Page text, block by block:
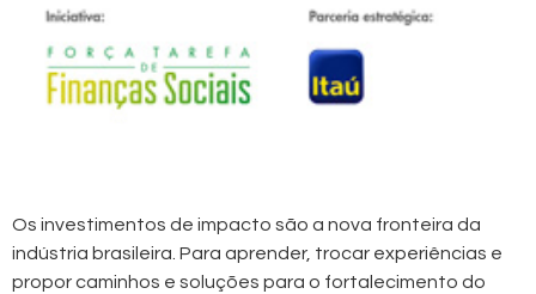
Os investimentos de impacto são a nova fronteira da
indústria brasileira. Para aprender, trocar experiências e
propor caminhos e soluções para o fortalecimento do